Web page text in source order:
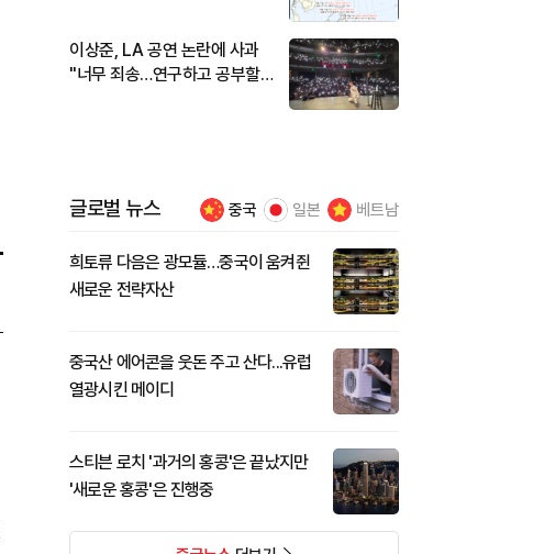
이상준, LA 공연 논란에 사과
"너무 죄송…연구하고 공부할
글로벌 뉴스 중국 일본 베트남
희토류 다음은 광모듈…중국이 움켜쥔
새로운 전략자산
중국산 에어콘을 웃돈 주고 산다...유럽
열광시킨 메이디
스티븐 로치 '과거의 홍콩'은 끝났지만
'새로운 홍콩'은 진행중